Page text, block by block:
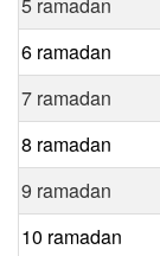
6 ramadan
7 ramadan
8 ramadan
9 ramadan
10 ramadan